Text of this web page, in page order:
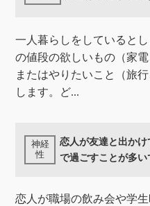
一人暮らしをしていると
の値段の欲しいもの（家
またはやりたいこと（旅
します。ど...
恋人が友達と出か
で過ごすことが多い
恋人が職場の飲み会や学